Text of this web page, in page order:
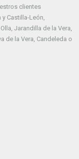
clientes
Castilla-León,
Jarandilla de la Vera,
de la Vera, Candeleda o